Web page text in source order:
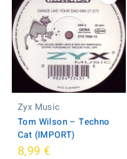
Zyx Music
Tom Wilson ‎– Techno
Cat (IMPORT)
8,99 €